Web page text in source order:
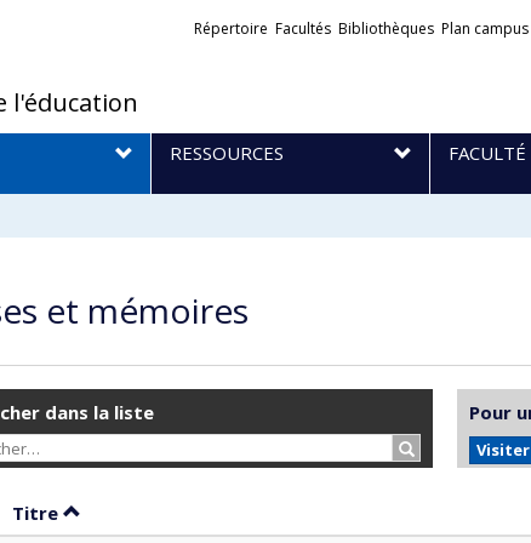
l'éducation
Liens
Répertoire Facultés Bibliothèques Plan campus
RESSOURCES FACULTÉ
et mémoires
dans la liste
Rechercher…
Pour
par date en ordre décroissant
Titre Trier par titre en ordre décroissant